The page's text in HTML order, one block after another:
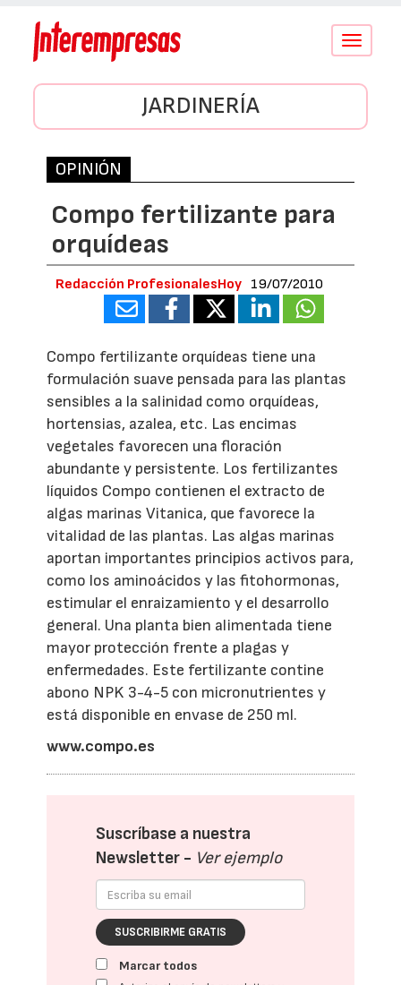
Conmutar
JARDINERÍA
OPINIÓN
Compo fertilizante para
orquídeas
Redacción ProfesionalesHoy 19/07/2010
Compo fertilizante orquídeas tiene una
formulación suave pensada para las plantas
sensibles a la salinidad como orquídeas,
hortensias, azalea, etc. Las encimas
vegetales favorecen una floración
abundante y persistente. Los fertilizantes
líquidos Compo contienen el extracto de
algas marinas Vitanica, que favorece la
vitalidad de las plantas. Las algas marinas
aportan importantes principios activos para,
como los aminoácidos y las fitohormonas,
estimular el enraizamiento y el desarrollo
general. Una planta bien alimentada tiene
mayor protección frente a plagas y
enfermedades. Este fertilizante contine
abono NPK 3-4-5 con micronutrientes y
está disponible en envase de 250 ml.
www.compo.es
Suscríbase a nuestra
Newsletter - Ver ejemplo
SUSCRIBIRME GRATIS
Marcar todos